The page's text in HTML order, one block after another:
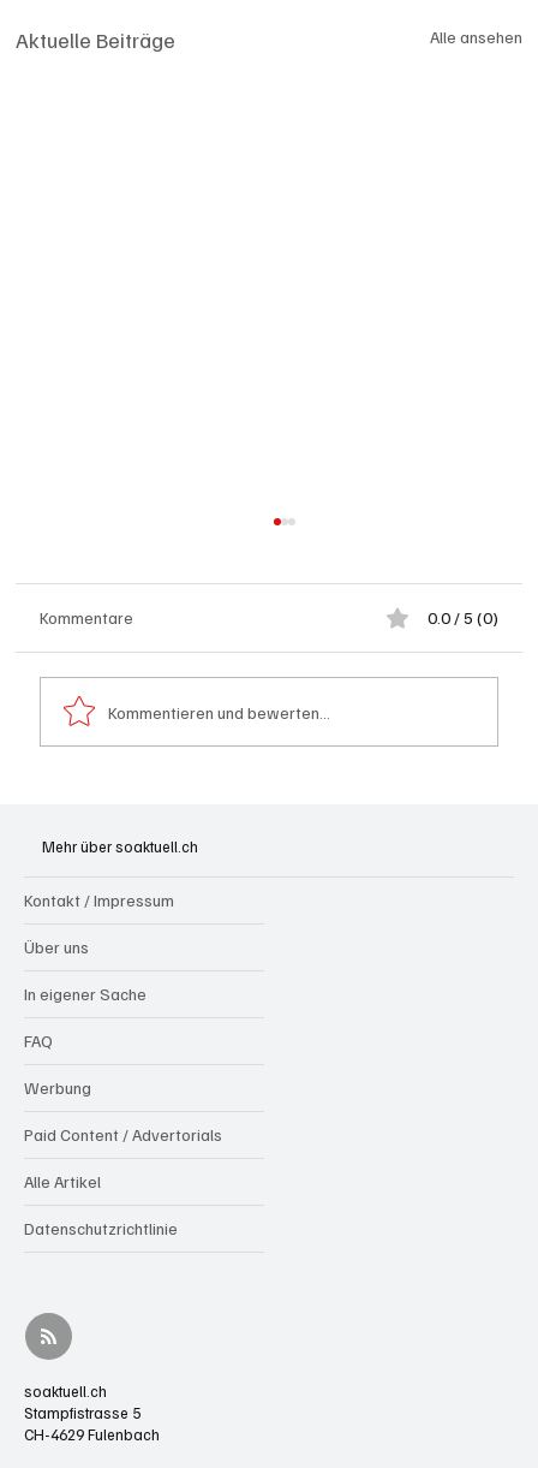
Aktuelle Beiträge Alle ansehen
Kommentare 0.0 / 5 (0)
Kommentieren und bewerten...
Mehr über soaktuell.ch
Kontakt / Impressum
Über uns
In eigener Sache
FAQ
Werbung
Paid Content / Advertorials
Alle Artikel
Datenschutzrichtlinie
soaktuell.ch
Stampfistrasse 5
CH-4629 Fulenbach